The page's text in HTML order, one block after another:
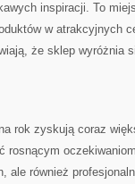
inspiracji. To
w atrakcyjnych
że sklep wyróżnia
rok zyskują coraz
rosnącym
również